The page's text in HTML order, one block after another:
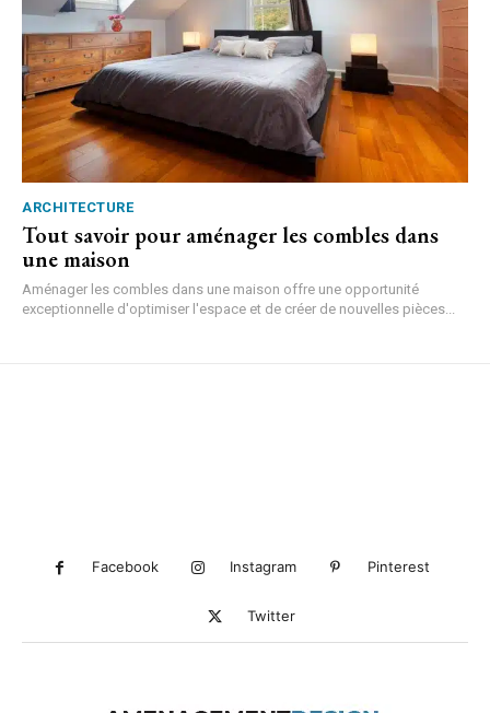
ARCHITECTURE
Tout savoir pour aménager les combles dans
une maison
Aménager les combles dans une maison offre une opportunité
exceptionnelle d'optimiser l'espace et de créer de nouvelles pièces...
Facebook Instagram Pinterest
Twitter